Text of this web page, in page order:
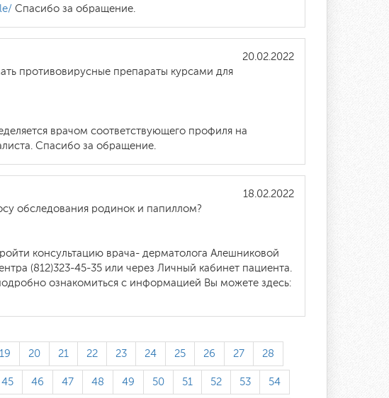
Спасибо за обращение.
20.02.2022
противовирусные препараты курсами для
врачом соответствующего профиля на
Спасибо за обращение.
18.02.2022
обследования родинок и папиллом?
консультацию врача- дерматолога Алешниковой
(812)323-45-35 или через Личный кабинет пациента.
ознакомиться с информацией Вы можете здесь:
19 20 21 22 23 24 25 26 27 28
45 46 47 48 49 50 51 52 53 54